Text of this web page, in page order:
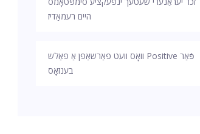
היים רעמאַדיז
וואָס וועט פאַרשאַפן אַ פאַלש Positive פֿאַר
בענזאָס